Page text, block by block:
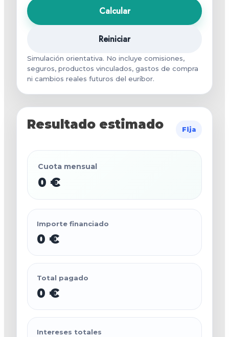
Calcular
Reiniciar
Simulación orientativa. No incluye comisiones,
seguros, productos vinculados, gastos de compra
ni cambios reales futuros del euríbor.
Resultado estimado Fija
Cuota mensual
0 €
Importe financiado
0 €
Total pagado
0 €
Intereses totales